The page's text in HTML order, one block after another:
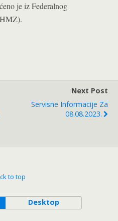
je iz Federalnog
Next Post
Servisne Informacije Za
08.08.2023.
to top
Desktop